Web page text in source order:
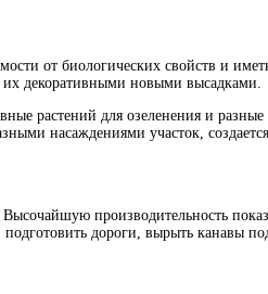
от биологических свойств и
их декоративными новыми высадками.
растений для озеленения и
насаждениями участок,
производительность
дороги, вырыть канавы